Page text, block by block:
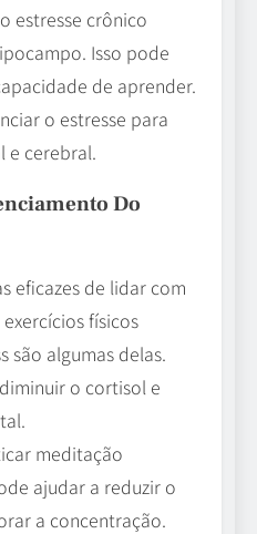
estresse crônico
Isso pode
de aprender.
o estresse para
e cerebral.
Do
eficazes de lidar com
físicos
são algumas delas.
o cortisol e
meditação
ajudar a reduzir o
a concentração.